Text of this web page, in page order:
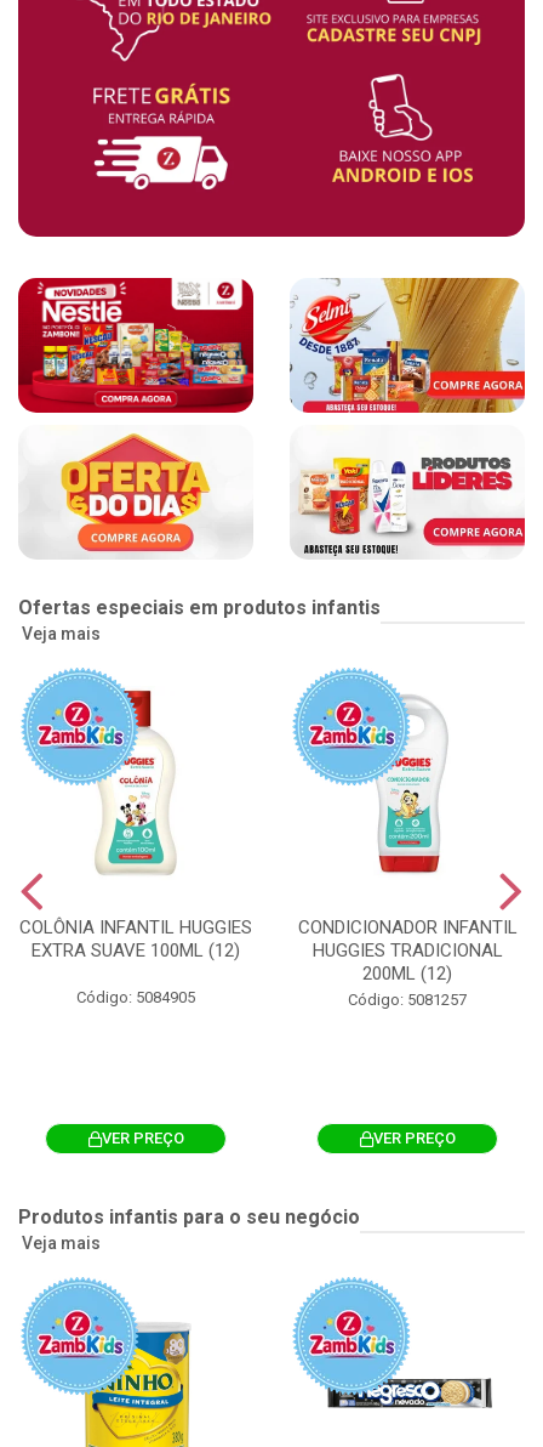
Ofertas especiais em produtos infantis
Veja mais
COLÔNIA INFANTIL HUGGIES
EXTRA SUAVE 100ML (12)
Código: 5084905
VER PREÇO
CONDICIONADOR INFANTIL
HUGGIES TRADICIONAL
200ML (12)
Código: 5081257
VER PREÇO
Produtos infantis para o seu negócio
Veja mais